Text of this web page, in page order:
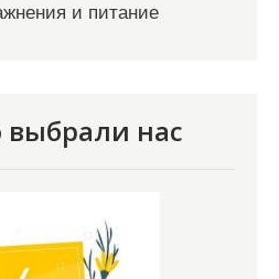
и питание
выбрали нас